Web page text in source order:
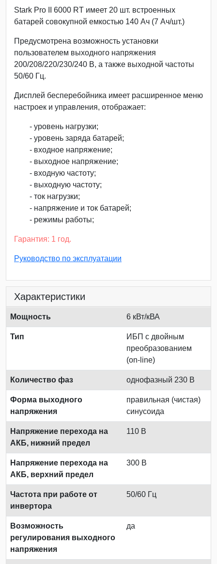
Stark Pro II 6000 RT имеет 20 шт. встроенных
батарей совокупной емкостью 140 Ач (7 Ач/шт.)
Предусмотрена возможность установки
пользователем выходного напряжения
200/208/220/230/240 В, а также выходной частоты
50/60 Гц.
Дисплей бесперебойника имеет расширенное меню
настроек и управления, отображает:
- уровень нагрузки;
- уровень заряда батарей;
- входное напряжение;
- выходное напряжение;
- входную частоту;
- выходную частоту;
- ток нагрузки;
- напряжение и ток батарей;
- режимы работы;
Гарантия: 1 год.
Руководство по эксплуатации
Характеристики
Мощность 6 кВт/кВА
Тип
ИБП с двойным
преобразованием
(on-line)
Количество фаз однофазный 230 В
Форма выходного
напряжения
правильная (чистая)
синусоида
Напряжение перехода на
АКБ, нижний предел
110 В
Напряжение перехода на
АКБ, верхний предел
300 В
Частота при работе от
инвертора
50/60 Гц
Возможность
регулирования выходного
напряжения
да